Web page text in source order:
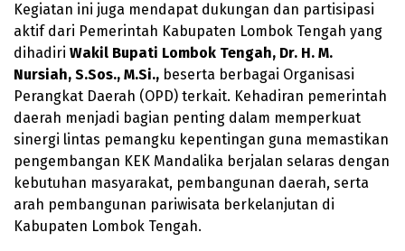
Kegiatan ini juga mendapat dukungan dan partisipasi
aktif dari Pemerintah Kabupaten Lombok Tengah yang
dihadiri Wakil Bupati Lombok Tengah, Dr. H. M.
Nursiah, S.Sos., M.Si., beserta berbagai Organisasi
Perangkat Daerah (OPD) terkait. Kehadiran pemerintah
daerah menjadi bagian penting dalam memperkuat
sinergi lintas pemangku kepentingan guna memastikan
pengembangan KEK Mandalika berjalan selaras dengan
kebutuhan masyarakat, pembangunan daerah, serta
arah pembangunan pariwisata berkelanjutan di
Kabupaten Lombok Tengah.